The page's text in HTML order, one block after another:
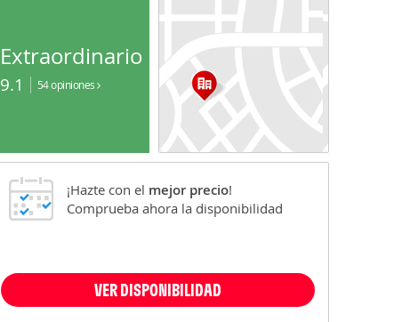
Extraordinario
9.1 54 opiniones
¡Hazte con el mejor precio!
Comprueba ahora la disponibilidad
VER DISPONIBILIDAD